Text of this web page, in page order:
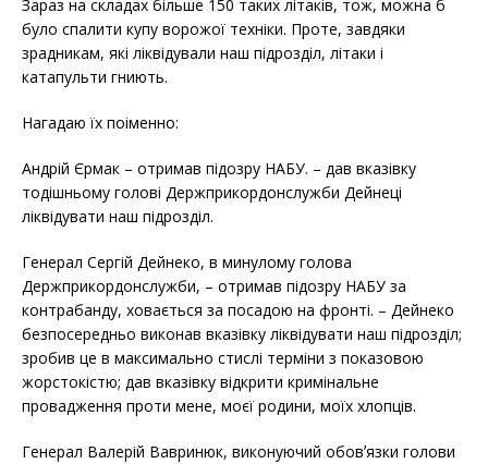
Зараз на складах більше 150 таких літаків, тож, можна б
було спалити купу ворожої техніки. Проте, завдяки
зрадникам, які ліквідували наш підрозділ, літаки і
катапульти гниють.
Нагадаю їх поіменно:
Андрій Єрмак – отримав підозру НАБУ. – дав вказівку
тодішньому голові Держприкордонслужби Дейнеці
ліквідувати наш підрозділ.
Генерал Сергій Дейнеко, в минулому голова
Держприкордонслужби, – отримав підозру НАБУ за
контрабанду, ховається за посадою на фронті. – Дейнеко
безпосередньо виконав вказівку ліквідувати наш підрозділ;
зробив це в максимально стислі терміни з показовою
жорстокістю; дав вказівку відкрити кримінальне
провадження проти мене, моєї родини, моїх хлопців.
Генерал Валерій Вавринюк, виконуючий обовʼязки голови